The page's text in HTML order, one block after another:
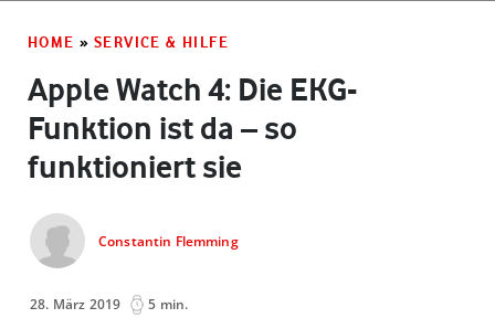
HOME » SERVICE & HILFE
Apple Watch 4: Die EKG-
Funktion ist da – so
funktioniert sie
Constantin Flemming
28. März 2019 5 min.